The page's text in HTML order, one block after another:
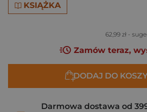
KSIĄŻKA
62,99 zł -
Zamów teraz,
DODAJ DO
Darmowa dostawa od